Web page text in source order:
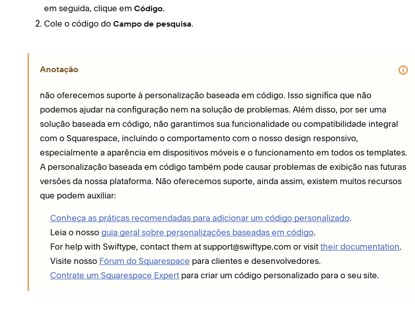
em seguida, clique em Código.
Cole o código do Campo de pesquisa.
Anotação
não oferecemos suporte à personalização baseada em código. Isso significa que não
podemos ajudar na configuração nem na solução de problemas. Além disso, por ser uma
solução baseada em código, não garantimos sua funcionalidade ou compatibilidade integral
com o Squarespace, incluindo o comportamento com o nosso design responsivo,
especialmente a aparência em dispositivos móveis e o funcionamento em todos os templates.
A personalização baseada em código também pode causar problemas de exibição nas futuras
versões da nossa plataforma. Não oferecemos suporte, ainda assim, existem muitos recursos
que podem auxiliar:
Conheça as práticas recomendadas para adicionar um código personalizado.
Leia o nosso guia geral sobre personalizações baseadas em código.
For help with Swiftype, contact them at support@swiftype.com or visit their documentation.
Visite nosso Fórum do Squarespace para clientes e desenvolvedores.
Contrate um Squarespace Expert para criar um código personalizado para o seu site.